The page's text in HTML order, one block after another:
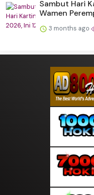
Sambut Hari
Wamen
3 months ago